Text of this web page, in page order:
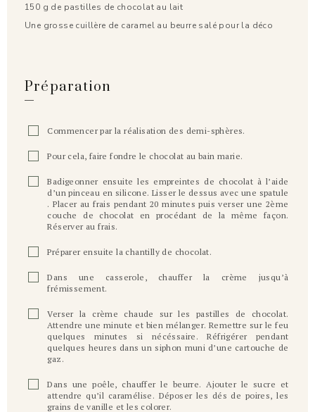
150 g de pastilles de chocolat au lait
Une grosse cuillère de caramel au beurre salé pour la déco
Préparation
Commencer par la réalisation des demi-sphères.
Pour cela, faire fondre le chocolat au bain marie.
Badigeonner ensuite les empreintes de chocolat à l’aide
d’un pinceau en silicone. Lisser le dessus avec une spatule
. Placer au frais pendant 20 minutes puis verser une 2ème
couche de chocolat en procédant de la même façon.
Réserver au frais.
Préparer ensuite la chantilly de chocolat.
Dans une casserole, chauffer la crème jusqu’à
frémissement.
Verser la crème chaude sur les pastilles de chocolat.
Attendre une minute et bien mélanger. Remettre sur le feu
quelques minutes si nécéssaire. Réfrigérer pendant
quelques heures dans un siphon muni d’une cartouche de
gaz.
Dans une poêle, chauffer le beurre. Ajouter le sucre et
attendre qu’il caramélise. Déposer les dés de poires, les
grains de vanille et les colorer.